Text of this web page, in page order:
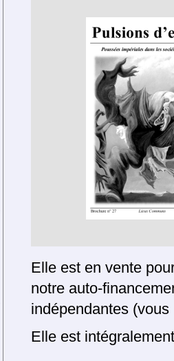
Elle est en vente
notre auto-
indépendantes
Elle est